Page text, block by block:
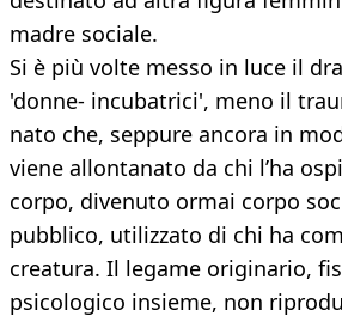
madre sociale.
Si è più volte messo in luce il
'donne- incubatrici', meno il
nato che, seppure ancora in
viene allontanato da chi l’ha
corpo, divenuto ormai corpo
pubblico, utilizzato di chi ha
creatura. Il legame originario,
psicologico insieme, non